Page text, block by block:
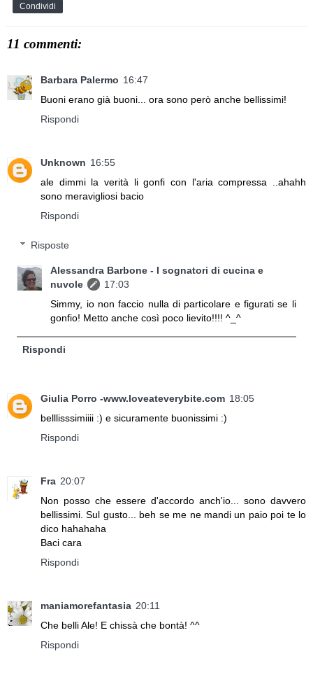
Condividi
11 commenti:
Barbara Palermo 16:47
Buoni erano già buoni... ora sono però anche bellissimi!
Rispondi
Unknown 16:55
ale dimmi la verità li gonfi con l'aria compressa ..ahahh
sono meravigliosi bacio
Rispondi
Risposte
Alessandra Barbone - I sognatori di cucina e
nuvole
17:03
Simmy, io non faccio nulla di particolare e figurati se li
gonfio! Metto anche così poco lievito!!!! ^_^
Rispondi
Giulia Porro -www.loveateverybite.com 18:05
belllisssimiiii :) e sicuramente buonissimi :)
Rispondi
Fra 20:07
Non posso che essere d'accordo anch'io... sono davvero
bellissimi. Sul gusto... beh se me ne mandi un paio poi te lo
dico hahahaha
Baci cara
Rispondi
maniamorefantasia 20:11
Che belli Ale! E chissà che bontà! ^^
Rispondi